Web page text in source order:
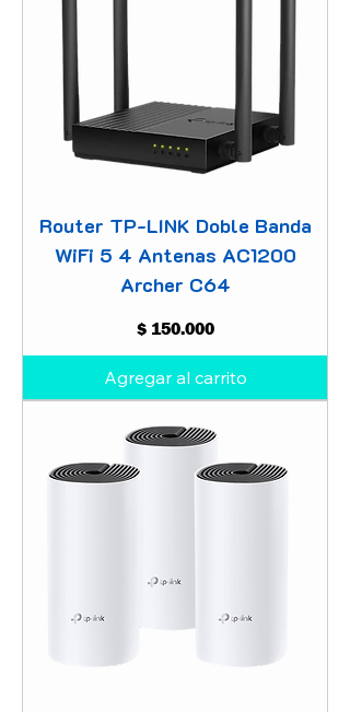
Router TP-LINK Doble Banda
WiFi 5 4 Antenas AC1200
Archer C64
Precio
$ 150.000
Agregar al carrito